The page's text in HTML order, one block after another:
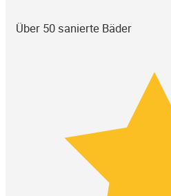
Über 50 sanierte Bäder